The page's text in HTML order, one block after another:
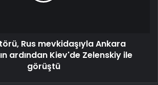
Rus mevkidaşıyla Ankara
ardından Kiev'de Zelenskiy ile
görüştü